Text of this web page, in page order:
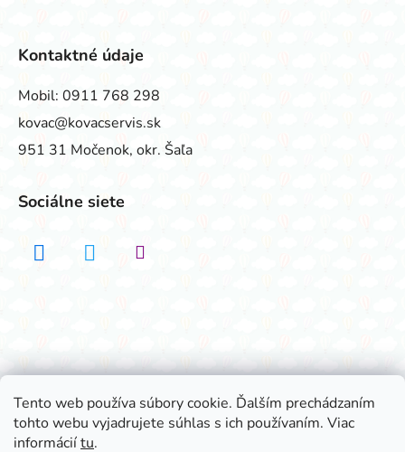
Tento web používa súbory cookie. Ďalším prechádzaním
tohto webu vyjadrujete súhlas s ich používaním. Viac
informáciítu.
Kontaktné údaje
Mobil: 0911 768 298
kovac@kovacservis.sk
951 31 Močenok, okr. Šaľa
Sociálne siete